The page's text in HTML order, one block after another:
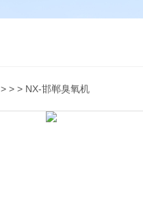
> > > NX-邯郸臭氧机